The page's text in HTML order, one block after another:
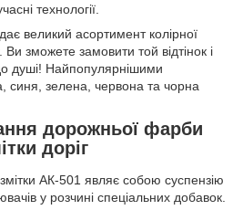
технології.
великий асортимент колірної
зможете замовити той відтінок і
душі! Найпопулярнішими
синя, зелена, червона та чорна
дорожньої фарби
доріг
АК-501 являє собою суспензію
у розчині спеціальних добавок.